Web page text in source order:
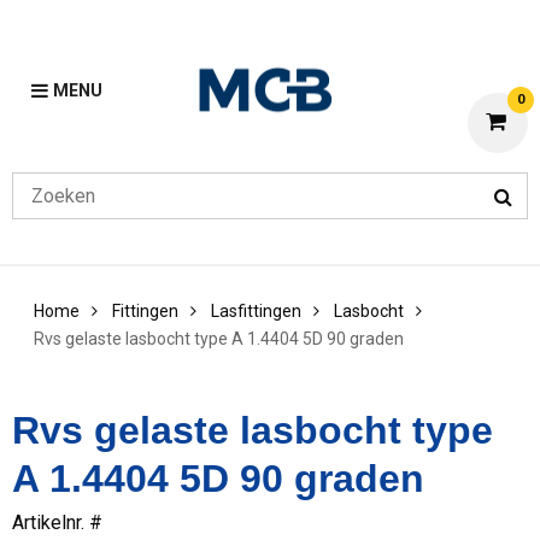
MENU 0
Home Fittingen Lasfittingen
Lasbocht
Rvs gelaste lasbocht type A 1.4404 5D 90 graden
Rvs gelaste lasbocht type
A 1.4404 5D 90 graden
Artikelnr. #